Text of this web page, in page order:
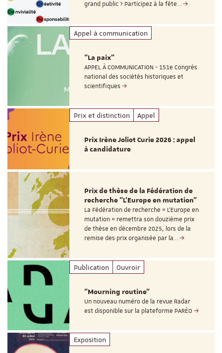
grand public ? Participez à la fête…
Appel à communication
"La paix"
APPEL À COMMUNICATION - 151e Congrès
national des sociétés historiques et
scientifiques
Prix et distinction Appel
Prix Irène Joliot Curie 2026 : appel
à candidature
Prix de thèse de la Fédération de
recherche "L’Europe en mutation"
La Fédération de recherche « L’Europe en
mutation » remettra son douzième prix
de thèse en décembre 2025, lors de la
remise des prix organisée par la…
Publication Ouvroir
"Mourning routine"
Un nouveau numéro de la revue Radar
est disponible sur la plateforme PARÉO
Exposition